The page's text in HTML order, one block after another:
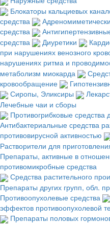
Блокаторы кальциевых
средства
средства
средства
Диуретики
при нарушениях венозного
нарушениях ритма и
метаболизм миокарда
кровообращение
Сиропы, Эликсиры
Лечебные чаи и сборы
Противогрибковые
Антибактериальные средства
противовирусной активностью
Растворители для
Препараты, активные в
противомикробные средства
Средства растительного
Препараты других групп, обл.
Противоопухолевые средства
эффектов противоопухолевой
Препараты половых